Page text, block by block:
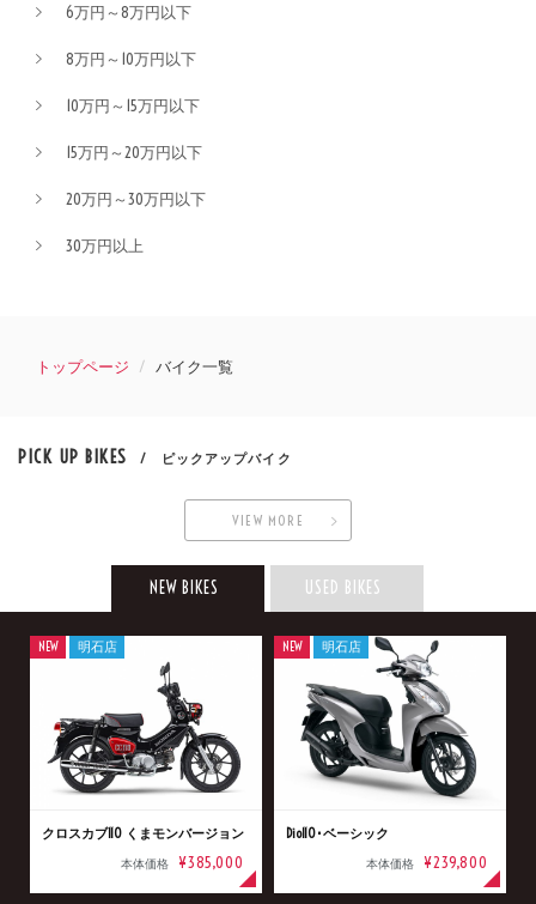
6万円～8万円以下
8万円～10万円以下
10万円～15万円以下
15万円～20万円以下
20万円～30万円以下
30万円以上
トップページ バイク一覧
PICK UP BIKES / ピックアップバイク
VIEW MORE
NEW BIKES USED BIKES
クロスカブ110 くまモンバージョン
本体価格 ¥385,000
NEW 明石店
Dio110･ベーシック
本体価格 ¥239,800
NEW 明石店